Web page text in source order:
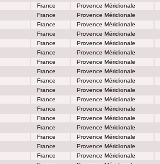
France Provence Méridionale
France Provence Méridionale
France Provence Méridionale
France Provence Méridionale
France Provence Méridionale
France Provence Méridionale
France Provence Méridionale
France Provence Méridionale
France Provence Méridionale
France Provence Méridionale
France Provence Méridionale
France Provence Méridionale
France Provence Méridionale
France Provence Méridionale
France Provence Méridionale
France Provence Méridionale
France Provence Méridionale